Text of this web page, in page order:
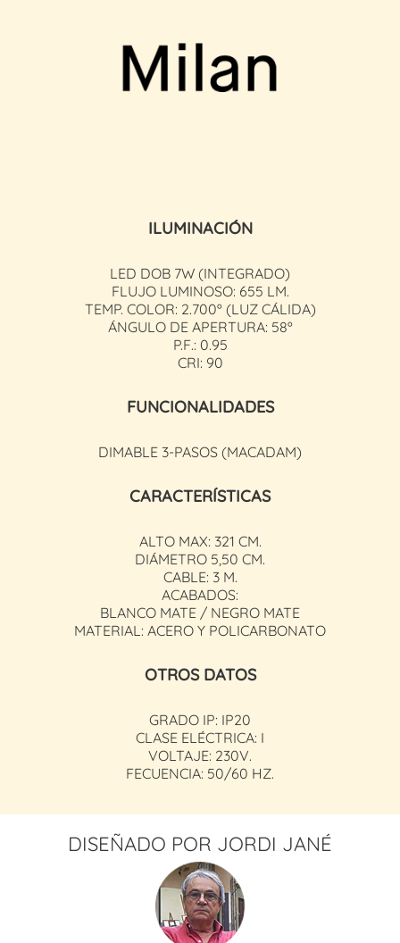
ILUMINACIÓN
LED DOB 7W (INTEGRADO)
FLUJO LUMINOSO: 655 LM.
TEMP. COLOR: 2.700º (LUZ CÁLIDA)
ÁNGULO DE APERTURA: 58º
P.F.: 0.95
CRI: 90
FUNCIONALIDADES
DIMABLE 3-PASOS (MACADAM)
CARACTERÍSTICAS
ALTO MAX: 321 CM.
DIÁMETRO 5,50 CM.
CABLE: 3 M.
ACABADOS:
BLANCO MATE / NEGRO MATE
MATERIAL: ACERO Y POLICARBONATO
OTROS DATOS
GRADO IP: IP20
CLASE ELÉCTRICA: I
VOLTAJE: 230V.
FECUENCIA: 50/60 HZ.
DISEÑADO POR JORDI JANÉ